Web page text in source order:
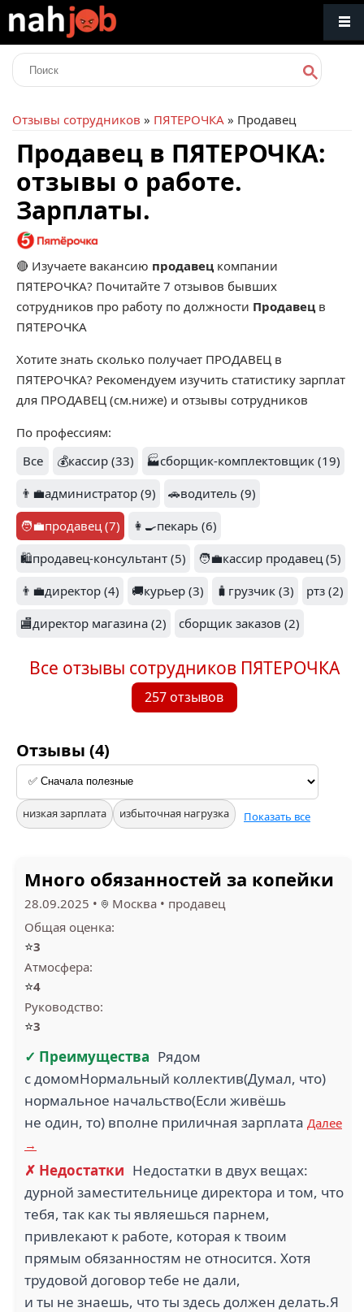
Отзывы сотрудников » ПЯТЕРОЧКА » Продавец
Продавец в ПЯТЕРОЧКА:
отзывы о работе.
Зарплаты.
🔴 Изучаете вакансию продавец компании
ПЯТЕРОЧКА? Почитайте 7 отзывов бывших
сотрудников про работу по должности Продавец в
ПЯТЕРОЧКА
Хотите знать сколько получает ПРОДАВЕЦ в
ПЯТЕРОЧКА? Рекомендуем изучить статистику зарплат
для ПРОДАВЕЦ (см.ниже) и отзывы сотрудников
По профессиям:
Все
💰кассир (33)
🏭сборщик-комплектовщик (19)
👨‍💼администратор (9)
🚗водитель (9)
🧑‍💼продавец (7)
👩‍🍳пекарь (6)
🛍️продавец-консультант (5)
🧑‍💼кассир продавец (5)
👨‍💼директор (4)
🚚курьер (3) 🧳грузчик (3)
ртз (2)
🏬директор магазина (2)
сборщик заказов (2)
Все отзывы сотрудников ПЯТЕРОЧКА
257 отзывов
Отзывы (4)
низкая зарплата избыточная нагрузка Показать все
Много обязанностей за копейки
28.09.2025 • Москва • продавец
Общая оценка:
⭐3
Атмосфера:
⭐4
Руководство:
⭐3
✓ Преимущества Рядом
с домомНормальный коллектив(Думал, что)
нормальное начальство(Если живёшь
не один, то) вполне приличная зарплата Далее
→
✗ Недостатки Недостатки в двух вещах:
дурной заместительнице директора и том, что
тебя, так как ты являешься парнем,
привлекают к работе, которая к твоим
прямым обязанностям не относится. Хотя
трудовой договор тебе не дали,
и ты не знаешь, что ты здесь должен делать.Я